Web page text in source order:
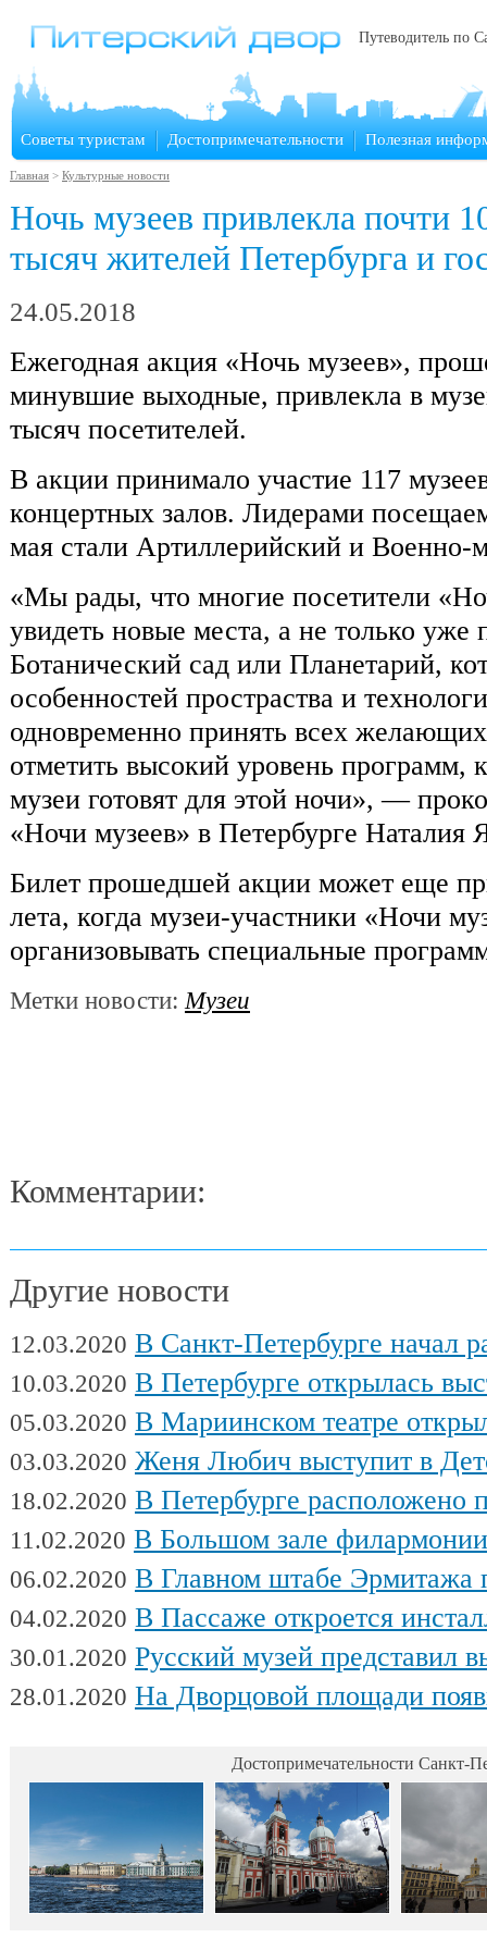
Путеводитель по
Советы туристам Достопримечательности Полезная
Главная > Культурные новости
Ночь музеев привлекла почти
тысяч жителей Петербурга и
24.05.2018
Ежегодная акция «Ночь музеев»,
минувшие выходные, привлекла в
тысяч посетителей.
В акции принимало участие 117
концертных залов. Лидерами
мая стали Артиллерийский и Военно-
«Мы рады, что многие посетители
увидеть новые места, а не только
Ботанический сад или Планетарий,
особенностей простраства и
одновременно принять всех
отметить высокий уровень программ,
музеи готовят для этой ночи», —
«Ночи музеев» в Петербурге Наталия
Билет прошедшей акции может еще
лета, когда музеи-участники «Ночи
организовывать специальные
Метки новости:Музеи
Комментарии:
Другие новости
12.03.2020 В Санкт-Петербурге начал работу
10.03.2020 В Петербурге открылась выставка
05.03.2020 В Мариинском театре открылся
03.03.2020 Женя Любич выступит в Детском театре
18.02.2020 В Петербурге расположено
11.02.2020 В Большом зале филармонии
06.02.2020 В Главном штабе Эрмитажа пройдет
04.02.2020 В Пассаже откроется
30.01.2020 Русский музей представил
28.01.2020 На Дворцовой площади появилась интерактивная выставка военной техники,
Достопримечательности Санкт-